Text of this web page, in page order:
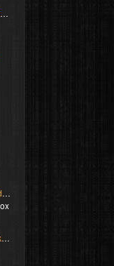
Celkem uhlazená breast...
Faüst - HK Beatdown
Holky dělaj svíčkovou